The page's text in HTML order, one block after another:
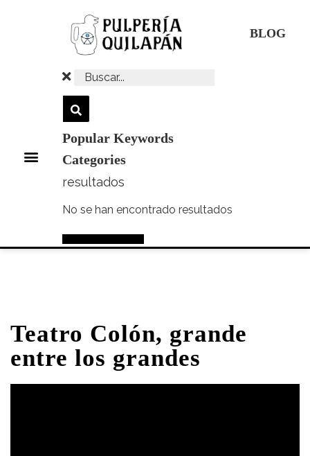
BLOG
Menú
Popular Keywords
Categories
resultados
No se han encontrado resultados
Teatro Colón, grande
entre los grandes